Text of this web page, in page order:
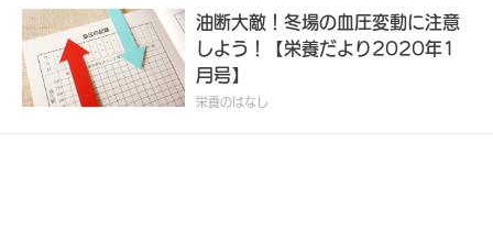
油断大敵！冬場の血圧変動に注意
しよう！【栄養だより2020年1
月号】
栄養のはなし